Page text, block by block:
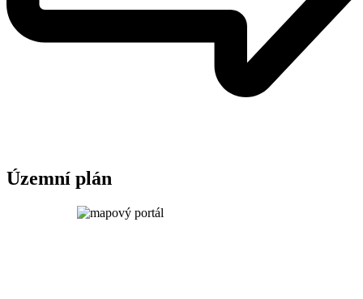
Územní plán